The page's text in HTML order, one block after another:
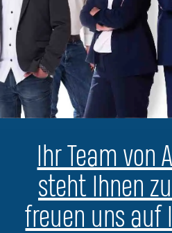
Ihr Team von
steht Ihnen
freuen uns auf